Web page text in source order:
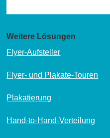
Weitere Lösungen
Flyer-Aufsteller
Flyer- und Plakate-Touren
Plakatierung
Hand-to-Hand-Verteilung